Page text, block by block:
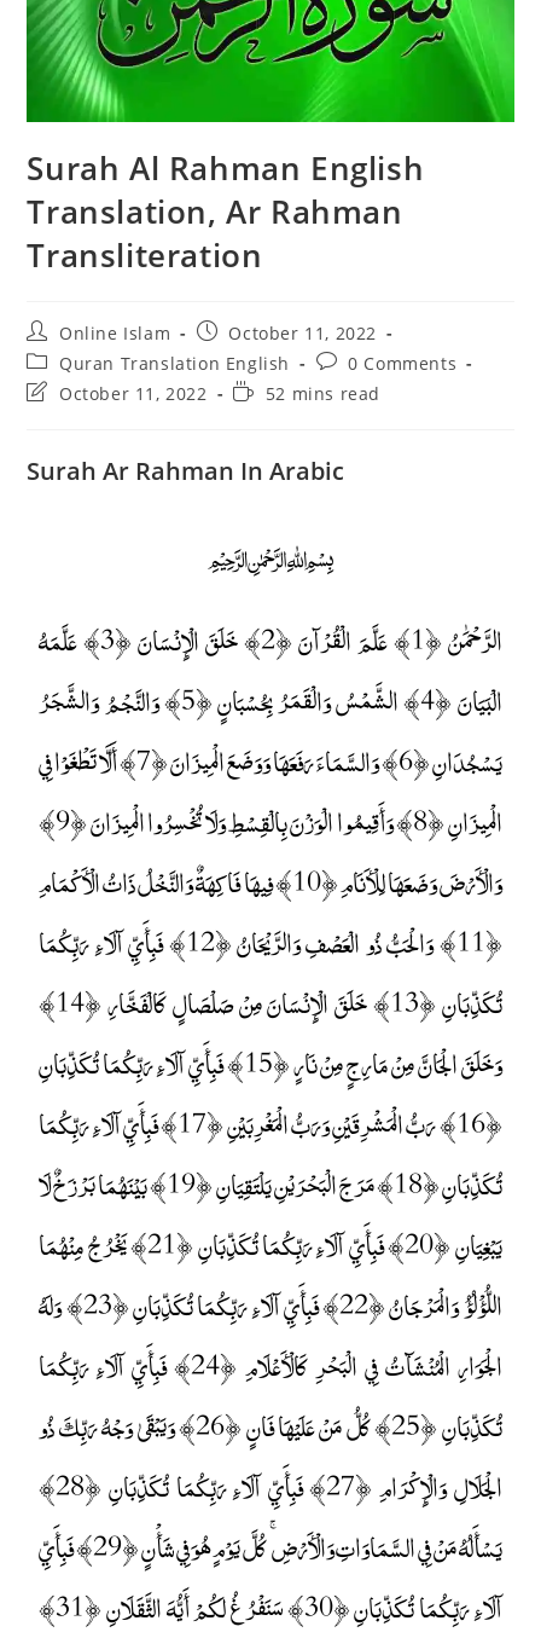
Surah Al Rahman English
Translation, Ar Rahman
Transliteration
Post
author:
Online Islam
Post
published:
October 11, 2022
Post
category:
Quran Translation English
Post
comments:
0 Comments
PostOctober 11, 2022
Reading52 mins read
Surah Ar Rahman In Arabic
﷽
الرَّحْمَٰنُ ﴿1﴾ عَلَّمَ الْقُرْآنَ ﴿2﴾ خَلَقَ الْإِنْسَانَ ﴿3﴾ عَلَّمَهُ
الْبَيَانَ ﴿4﴾ الشَّمْسُ وَالْقَمَرُ بِحُسْبَانٍ ﴿5﴾ وَالنَّجْمُ وَالشَّجَرُ
يَسْجُدَانِ ﴿6﴾ وَالسَّمَاءَ رَفَعَهَا وَوَضَعَ الْمِيزَانَ ﴿7﴾ أَلَّا تَطْغَوْا فِي
الْمِيزَانِ ﴿8﴾ وَأَقِيمُوا الْوَزْنَ بِالْقِسْطِ وَلَا تُخْسِرُوا الْمِيزَانَ ﴿9﴾
وَالْأَرْضَ وَضَعَهَا لِلْأَنَامِ ﴿10﴾ فِيهَا فَاكِهَةٌ وَالنَّخْلُ ذَاتُ الْأَكْمَامِ
﴿11﴾ وَالْحَبُّ ذُو الْعَصْفِ وَالرَّيْحَانُ ﴿12﴾ فَبِأَيِّ آلَاءِ رَبِّكُمَا
تُكَذِّبَانِ ﴿13﴾ خَلَقَ الْإِنْسَانَ مِنْ صَلْصَالٍ كَالْفَخَّارِ ﴿14﴾
وَخَلَقَ الْجَانَّ مِنْ مَارِجٍ مِنْ نَارٍ ﴿15﴾ فَبِأَيِّ آلَاءِ رَبِّكُمَا تُكَذِّبَانِ
﴿16﴾ رَبُّ الْمَشْرِقَيْنِ وَرَبُّ الْمَغْرِبَيْنِ ﴿17﴾ فَبِأَيِّ آلَاءِ رَبِّكُمَا
تُكَذِّبَانِ ﴿18﴾ مَرَجَ الْبَحْرَيْنِ يَلْتَقِيَانِ ﴿19﴾ بَيْنَهُمَا بَرْزَخٌ لَا
يَبْغِيَانِ ﴿20﴾ فَبِأَيِّ آلَاءِ رَبِّكُمَا تُكَذِّبَانِ ﴿21﴾ يَخْرُجُ مِنْهُمَا
اللُّؤْلُؤُ وَالْمَرْجَانُ ﴿22﴾ فَبِأَيِّ آلَاءِ رَبِّكُمَا تُكَذِّبَانِ ﴿23﴾ وَلَهُ
الْجَوَارِ الْمُنْشَآتُ فِي الْبَحْرِ كَالْأَعْلَامِ ﴿24﴾ فَبِأَيِّ آلَاءِ رَبِّكُمَا
تُكَذِّبَانِ ﴿25﴾ كُلُّ مَنْ عَلَيْهَا فَانٍ ﴿26﴾ وَيَبْقَىٰ وَجْهُ رَبِّكَ ذُو
الْجَلَالِ وَالْإِكْرَامِ ﴿27﴾ فَبِأَيِّ آلَاءِ رَبِّكُمَا تُكَذِّبَانِ ﴿28﴾
يَسْأَلُهُ مَنْ فِي السَّمَاوَاتِ وَالْأَرْضِ ۚ كُلَّ يَوْمٍ هُوَ فِي شَأْنٍ ﴿29﴾ فَبِأَيِّ
آلَاءِ رَبِّكُمَا تُكَذِّبَانِ ﴿30﴾ سَنَفْرُغُ لَكُمْ أَيُّهَ الثَّقَلَانِ ﴿31﴾